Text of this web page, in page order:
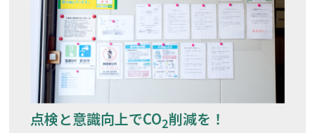
点検と意識向上でCO2削減を！